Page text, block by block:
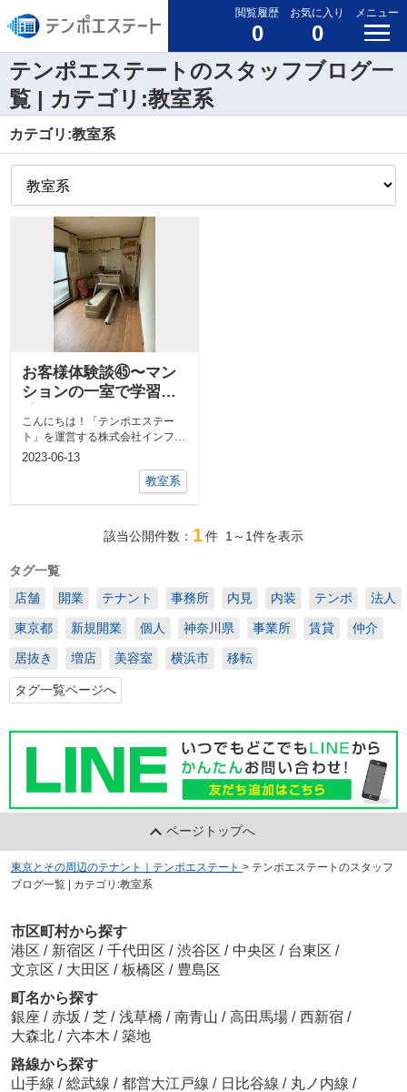
閲覧履歴
0
お気に入り
0
メニュー
テンポエステートのスタッフブログ一
覧 | カテゴリ:教室系
カテゴリ:教室系
お客様体験談㊺〜マン
ションの一室で学習塾
こんにちは！「テンポエステー
ト」を運営する株式会社インフィ
ニティライフの伊礼です。テンポ
2023-06-13
教室系
該当公開件数： 1件 1～1件を表示
タグ一覧
店舗
開業 テナント 事務所 内見 内装 テンポ 法人
東京都 新規開業 個人 神奈川県 事業所 賃貸 仲介
居抜き 増店 美容室 横浜市 移転
タグ一覧ページへ
ページトップへ
東京とその周辺のテナント｜テンポエステート > テンポエステートのスタッフ
ブログ一覧 | カテゴリ:教室系
市区町村から探す
港区 / 新宿区 / 千代田区 / 渋谷区 / 中央区 / 台東区 /
文京区 / 大田区 / 板橋区 / 豊島区
町名から探す
銀座 / 赤坂 / 芝 / 浅草橋 / 南青山 / 高田馬場 / 西新宿 /
大森北 / 六本木 / 築地
路線から探す
山手線 / 総武線 / 都営大江戸線 / 日比谷線 / 丸ノ内線 /